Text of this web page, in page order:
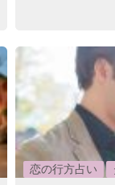
恋の行方占い